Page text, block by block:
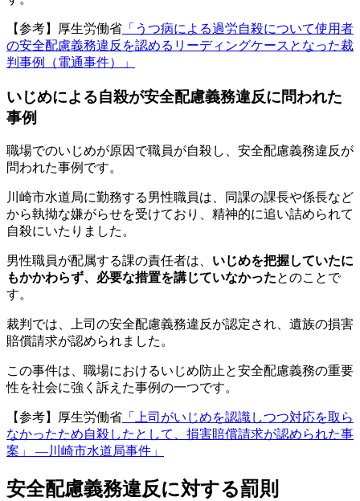
【参考】厚生労働省 「うつ病による過労自殺について使用者
の安全配慮義務違反を認めるリーディングケースとなった裁
判事例（電通事件）」
いじめによる自殺が安全配慮義務違反に問われた
事例
職場でのいじめが原因で職員が自殺し、安全配慮義務違反が
問われた事例です。
川崎市水道局に勤務する男性職員は、同課の課長や係長など
から執拗な嫌がらせを受けており、精神的に追い詰められて
自殺にいたりました。
男性職員が配属する課の責任者は、 いじめを把握していたに
もかかわらず、必要な措置を講じていなかったとのことで
す。
裁判では、上司の安全配慮義務違反が認定され、遺族の損害
賠償請求が認められました。
この事件は、職場におけるいじめ防止と安全配慮義務の重要
性を社会に強く訴えた事例の一つです。
【参考】厚生労働省 「上司がいじめを認識しつつ対応を取ら
なかったため自殺したとして、損害賠償請求が認められた事
案」 ―川崎市水道局事件」
安全配慮義務違反に対する罰則